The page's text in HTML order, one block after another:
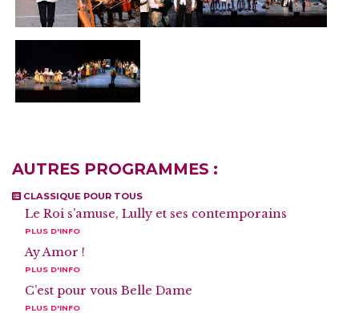
AUTRES PROGRAMMES :
CLASSIQUE POUR TOUS
Le Roi s’amuse, Lully et ses contemporains
PLUS D'INFO
Ay Amor !
PLUS D'INFO
C’est pour vous Belle Dame
PLUS D'INFO